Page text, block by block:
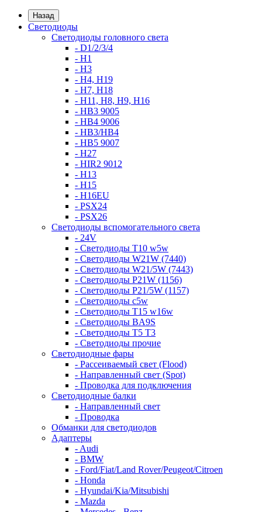
Назад
Светодиоды
Светодиоды головного света
- D1/2/3/4
- H1
- H3
- H4, H19
- H7, H18
- H11, H8, H9, H16
- HB3 9005
- HB4 9006
- HB3/HB4
- HB5 9007
- H27
- HIR2 9012
- H13
- H15
- H16EU
- PSX24
- PSX26
Светодиоды вспомогательного света
- 24V
- Светодиоды T10 w5w
- Светодиоды W21W (7440)
- Светодиоды W21/5W (7443)
- Светодиоды P21W (1156)
- Светодиоды P21/5W (1157)
- Светодиоды c5w
- Светодиоды T15 w16w
- Светодиоды BA9S
- Светодиоды T5 T3
- Светодиоды прочие
Светодиодные фары
- Рассеиваемый свет (Flood)
- Направленный свет (Spot)
- Проводка для подключения
Светодиодные балки
- Направленный свет
- Проводка
Обманки для светодиодов
Адаптеры
- Audi
- BMW
- Ford/Fiat/Land Rover/Peugeot/Citroen
- Honda
- Hyundai/Kia/Mitsubishi
- Mazda